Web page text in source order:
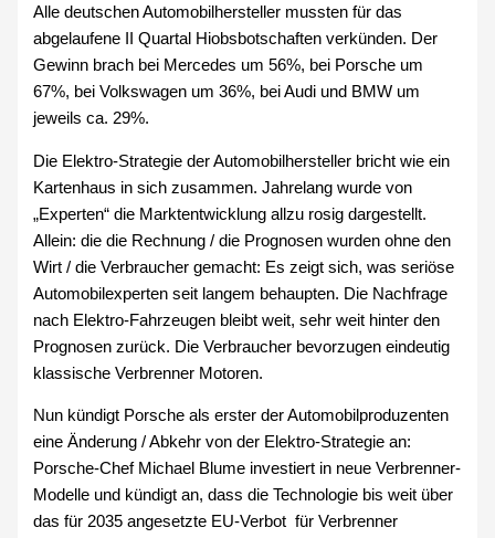
Alle deutschen Automobilhersteller mussten für das
abgelaufene II Quartal Hiobsbotschaften verkünden. Der
Gewinn brach bei Mercedes um 56%, bei Porsche um
67%, bei Volkswagen um 36%, bei Audi und BMW um
jeweils ca. 29%.
Die Elektro-Strategie der Automobilhersteller bricht wie ein
Kartenhaus in sich zusammen. Jahrelang wurde von
„Experten“ die Marktentwicklung allzu rosig dargestellt.
Allein: die die Rechnung / die Prognosen wurden ohne den
Wirt / die Verbraucher gemacht: Es zeigt sich, was seriöse
Automobilexperten seit langem behaupten. Die Nachfrage
nach Elektro-Fahrzeugen bleibt weit, sehr weit hinter den
Prognosen zurück. Die Verbraucher bevorzugen eindeutig
klassische Verbrenner Motoren.
Nun kündigt Porsche als erster der Automobilproduzenten
eine Änderung / Abkehr von der Elektro-Strategie an:
Porsche-Chef Michael Blume investiert in neue Verbrenner-
Modelle und kündigt an, dass die Technologie bis weit über
das für 2035 angesetzte EU-Verbot für Verbrenner